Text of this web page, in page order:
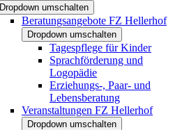
Dropdown umschalten
Beratungsangebote FZ Hellerhof
Dropdown umschalten
Tagespflege für Kinder
Sprachförderung und
Logopädie
Erziehungs-, Paar- und
Lebensberatung
Veranstaltungen FZ Hellerhof
Dropdown umschalten